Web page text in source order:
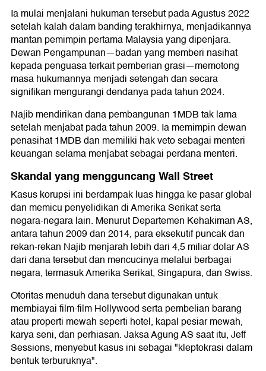
Ia mulai menjalani hukuman tersebut pada Agustus 2022
setelah kalah dalam banding terakhirnya, menjadikannya
mantan pemimpin pertama Malaysia yang dipenjara.
Dewan Pengampunan—badan yang memberi nasihat
kepada penguasa terkait pemberian grasi—memotong
masa hukumannya menjadi setengah dan secara
signifikan mengurangi dendanya pada tahun 2024.
Najib mendirikan dana pembangunan 1MDB tak lama
setelah menjabat pada tahun 2009. Ia memimpin dewan
penasihat 1MDB dan memiliki hak veto sebagai menteri
keuangan selama menjabat sebagai perdana menteri.
Skandal yang mengguncang Wall Street
Kasus korupsi ini berdampak luas hingga ke pasar global
dan memicu penyelidikan di Amerika Serikat serta
negara-negara lain. Menurut Departemen Kehakiman AS,
antara tahun 2009 dan 2014, para eksekutif puncak dan
rekan-rekan Najib menjarah lebih dari 4,5 miliar dolar AS
dari dana tersebut dan mencucinya melalui berbagai
negara, termasuk Amerika Serikat, Singapura, dan Swiss.
Otoritas menuduh dana tersebut digunakan untuk
membiayai film-film Hollywood serta pembelian barang
atau properti mewah seperti hotel, kapal pesiar mewah,
karya seni, dan perhiasan. Jaksa Agung AS saat itu, Jeff
Sessions, menyebut kasus ini sebagai "kleptokrasi dalam
bentuk terburuknya".